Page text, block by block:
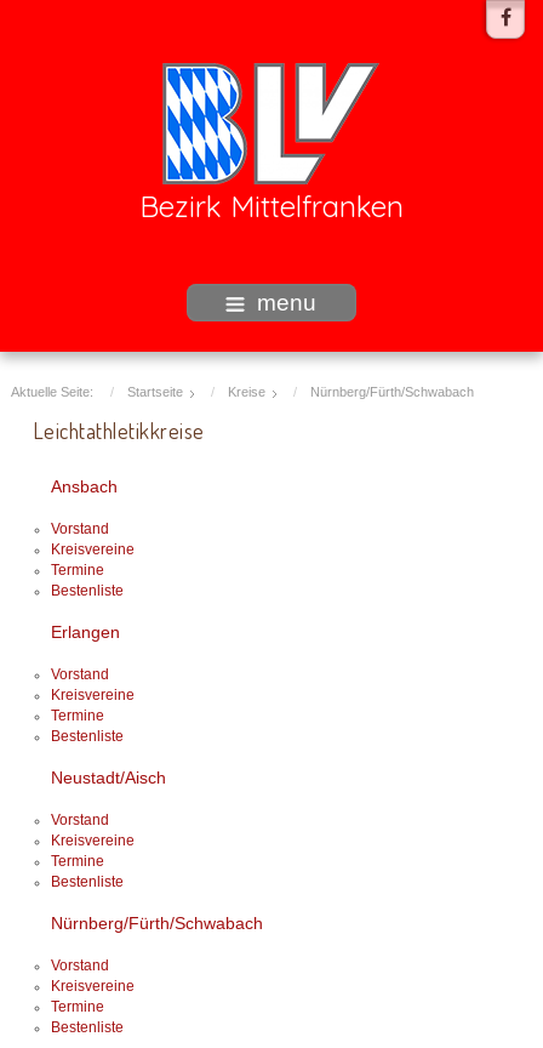
Bezirk Mittelfranken
menu
Aktuelle Seite: Startseite Kreise Nürnberg/Fürth/Schwabach
Leichtathletikkreise
Ansbach
Vorstand
Kreisvereine
Termine
Bestenliste
Erlangen
Vorstand
Kreisvereine
Termine
Bestenliste
Neustadt/Aisch
Vorstand
Kreisvereine
Termine
Bestenliste
Nürnberg/Fürth/Schwabach
Vorstand
Kreisvereine
Termine
Bestenliste